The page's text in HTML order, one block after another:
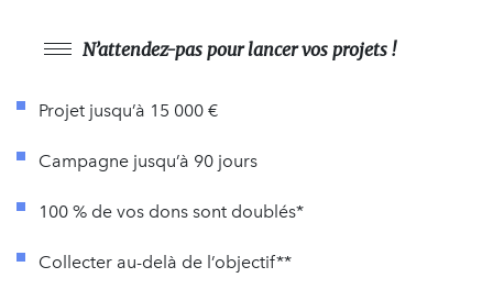
N’attendez-pas pour lancer vos projets !
Projet jusqu’à 15 000 €
Campagne jusqu’à 90 jours
100 % de vos dons sont doublés*
Collecter au-delà de l’objectif**